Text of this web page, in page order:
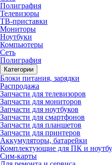
Полиграфия
Телевизоры
ТВ-приставки
Мониторы
Ноутбуки
Компьютеры
Сеть
Полиграфия
Категории
Блоки питания, зарядки
Распродажа
Запчасти для телевизоров
Запчасти для мониторов
Запчасти для ноутбуков
Запчасти для смартфонов
Запчасти для планшетов
Запчасти для принтеров
Аккумуляторы, батарейки
Комплектующие для ПК и
Сим-карты